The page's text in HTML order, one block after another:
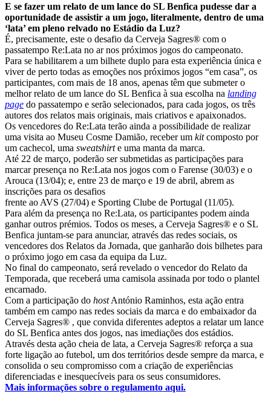
E se fazer um relato de um lance do SL Benfica pudesse dar a
oportunidade de assistir a um jogo, literalmente, dentro de uma
‘lata’ em pleno relvado no Estádio da Luz?
É, precisamente, este o desafio da Cerveja Sagres® com o
passatempo Re:Lata no ar nos próximos jogos do campeonato.
Para se habilitarem a um bilhete duplo para esta experiência única e
viver de perto todas as emoções nos próximos jogos “em casa”, os
participantes, com mais de 18 anos, apenas têm que submeter o
melhor relato de um lance do SL Benfica à sua escolha na landing
page do passatempo e serão selecionados, para cada jogos, os três
autores dos relatos mais originais, mais criativos e apaixonados.
Os vencedores do Re:Lata terão ainda a possibilidade de realizar
uma visita ao Museu Cosme Damião, receber um kitcomposto por
um cachecol, uma sweatshirte uma manta da marca.
Até 22 de março, poderão ser submetidas as participações para
marcar presença no Re:Lata nos jogos com o Farense (30/03) e o
Arouca (13/04); e, entre 23 de março e 19 de abril, abrem as
inscrições para os desafios
frente ao AVS (27/04) e Sporting Clube de Portugal (11/05).
Para além da presença no Re:Lata, os participantes podem ainda
ganhar outros prémios. Todos os meses, a Cerveja Sagres® e o SL
Benfica juntam-se para anunciar, através das redes sociais, os
vencedores dos Relatos da Jornada, que ganharão dois bilhetes para
o próximo jogo em casa da equipa da Luz.
No final do campeonato, será revelado o vencedor do Relato da
Temporada, que receberá uma camisola assinada por todo o plantel
encarnado.
Com a participação do hostAntónio Raminhos, esta ação entra
também em campo nas redes sociais da marca e do embaixador da
Cerveja Sagres® , que convida diferentes adeptos a relatar um lance
do SL Benfica antes dos jogos, nas imediações dos estádios.
Através desta ação cheia de lata, a Cerveja Sagres® reforça a sua
forte ligação ao futebol, um dos territórios desde sempre da marca, e
consolida o seu compromisso com a criação de experiências
diferenciadas e inesquecíveis para os seus consumidores.
Mais informações sobre o regulamento aqui.